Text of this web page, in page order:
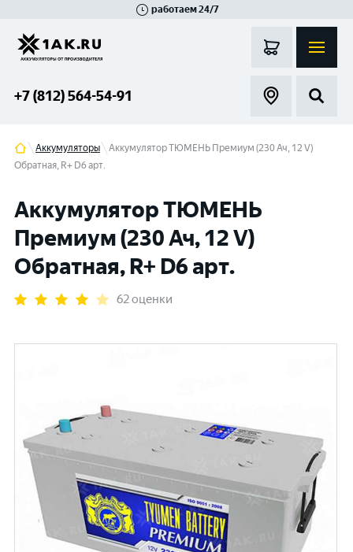
работаем 24/7
+7 (812) 564-54-91
Аккумуляторы
Аккумулятор ТЮМЕНЬ Премиум (230 Ач, 12 V)
Обратная, R+ D6 арт.
Аккумулятор ТЮМЕНЬ
Премиум (230 Ач, 12 V)
Обратная, R+ D6 арт.
62 оценки
Гатчина